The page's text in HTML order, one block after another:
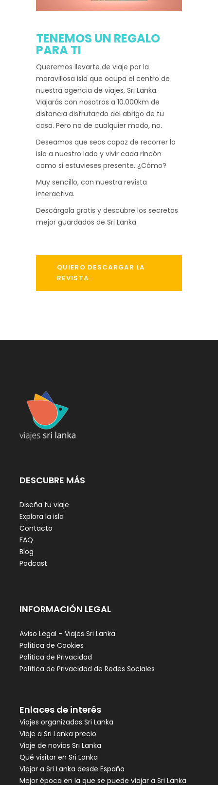
TENEMOS UN REGALO
PARA TI
Queremos llevarte de viaje por la
maravillosa isla que ocupa el centro de
nuestra agencia de viajes, Sri Lanka.
Viajarás con nosotros a 10.000km de
distancia disfrutando del abrigo de tu
casa. Pero no de cualquier modo, no.
Deseamos que seas capaz de recorrer la
isla a nuestro lado y vivir cada rincón
como si estuvieses presente. ¿Cómo?
Muy sencillo, con nuestra revista
interactiva.
Descárgala gratis y descubre los secretos
mejor guardados de Sri Lanka.
QUIERO DESCARGAR LA
REVISTA
DESCUBRE MÁS
Diseña tu viaje
Explora la isla
Contacto
FAQ
Blog
Podcast
INFORMACIÓN LEGAL
Aviso Legal – Viajes Sri Lanka
Política de Cookies
Política de Privacidad
Política de Privacidad de Redes Sociales
Enlaces de interés
Viajes organizados Sri Lanka
Viaje a Sri Lanka precio
Viaje de novios Sri Lanka
Qué visitar en Sri Lanka
Viajar a Sri Lanka desde España
Mejor época en la que se puede viajar a Sri Lanka